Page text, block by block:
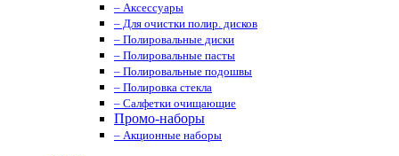
– Аксессуары
– Для очистки полир. дисков
– Полировальные диски
– Полировальные пасты
– Полировальные подошвы
– Полировка стекла
– Салфетки очищающие
Промо-наборы
– Акционные наборы